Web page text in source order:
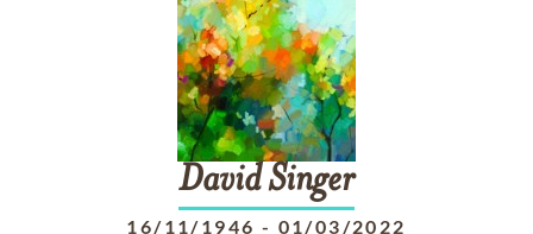
DavidSinger
16/11/1946 - 01/03/2022